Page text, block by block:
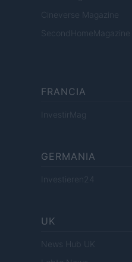
Cineverse Magazine
SecondHomeMagazine
FRANCIA
InvestirMag
GERMANIA
Investieren24
UK
News Hub UK